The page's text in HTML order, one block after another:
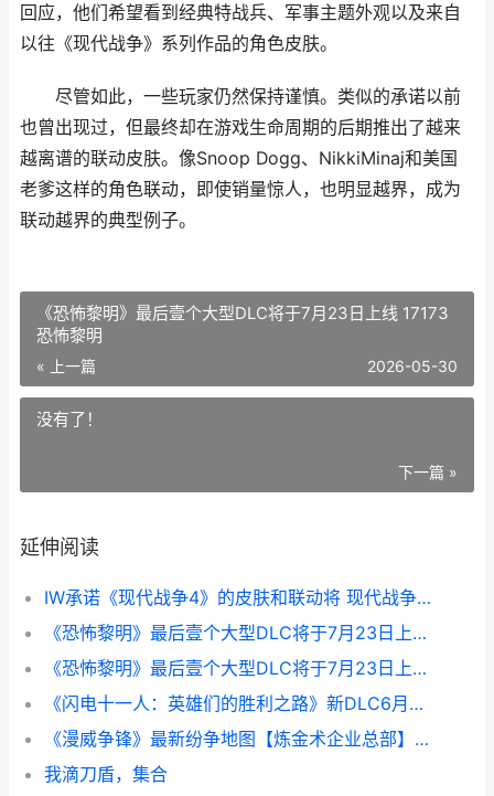
回应，他们希望看到经典特战兵、军事主题外观以及来自
以往《现代战争》系列作品的角色皮肤。
尽管如此，一些玩家仍然保持谨慎。类似的承诺以前
也曾出现过，但最终却在游戏生命周期的后期推出了越来
越离谱的联动皮肤。像Snoop Dogg、NikkiMinaj和美国
老爹这样的角色联动，即使销量惊人，也明显越界，成为
联动越界的典型例子。
《恐怖黎明》最后壹个大型DLC将于7月23日上线 17173
恐怖黎明
« 上一篇 2026-05-30
没有了！
下一篇 »
延伸阅读
IW承诺《现代战争4》的皮肤和联动将 现代战争4:决战时刻官网
《恐怖黎明》最后壹个大型DLC将于7月23日上线 17173恐怖黎明
《恐怖黎明》最后壹个大型DLC将于7月23日上线 恐怖黎明恐怖吗
《闪电十一人：英雄们的胜利之路》新DLC6月不收费公开 闪电十一人go3银河
《漫威争锋》最新纷争地图【炼金术企业总部】上线，金刚狼和黑猫新制服齐登场 漫威争霸 seatin
我滴刀盾，集合